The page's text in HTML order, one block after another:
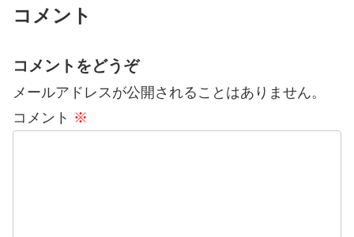
コメント
コメントをどうぞ
メールアドレスが公開されることはありません。
コメント ※